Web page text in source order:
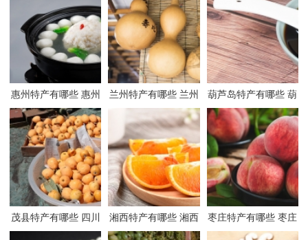
惠州特产有哪些 惠州
有哪些特产
兰州特产有哪些 兰州
有哪些特产
葫芦岛特产有哪些 葫
芦岛有哪些特产
茂县特产有哪些 四川
茂县有哪些特产
湘西特产有哪些 湘西
有哪些特产
枣庄特产有哪些 枣庄
有哪些特产